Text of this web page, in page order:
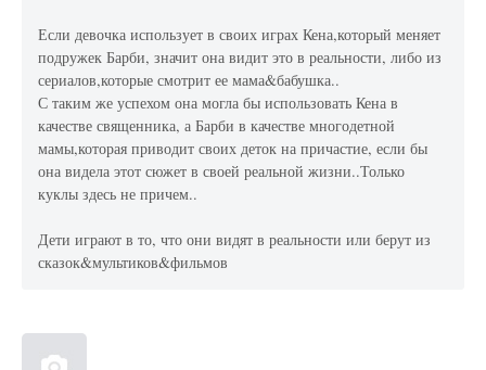
Если девочка использует в своих играх Кена,который меняет
подружек Барби, значит она видит это в реальности, либо из
сериалов,которые смотрит ее мама&бабушка..
С таким же успехом она могла бы использовать Кена в
качестве священника, а Барби в качестве многодетной
мамы,которая приводит своих деток на причастие, если бы
она видела этот сюжет в своей реальной жизни..Только
куклы здесь не причем..
Дети играют в то, что они видят в реальности или берут из
сказок&мультиков&фильмов